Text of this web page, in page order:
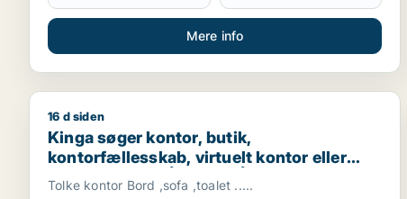
Mere info
Kinga søger kontor, butik, kontorfællesskab,
16 d siden
Kinga søger kontor, butik,
kontorfællesskab, virtuelt kontor eller
garage til leje i Århus C, Århus N eller
Tolke kontor Bord ,sofa ,toalet .....